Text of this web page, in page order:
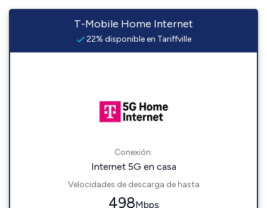
T-Mobile Home Internet
22% disponible en Tariffville
Conexión:
Internet 5G en casa
Velocidades de descarga de hasta
498Mbps